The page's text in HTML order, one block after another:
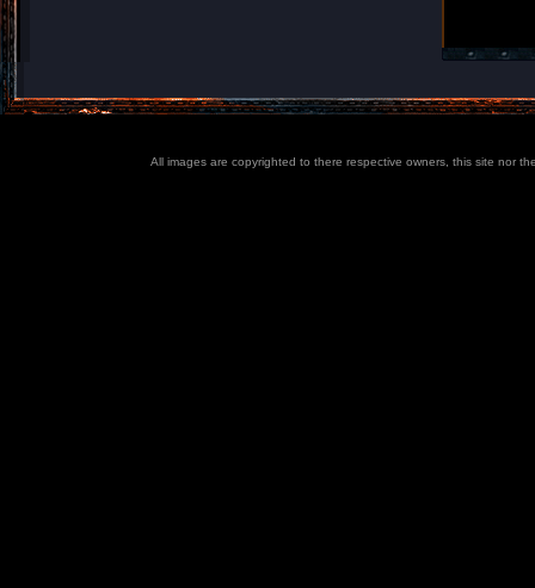
All images are copyrighted to there respective owners, this site nor